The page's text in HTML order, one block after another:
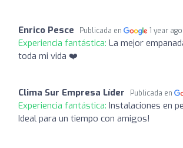
Enrico Pesce Publicada en 1 year ago
Experiencia fantástica: La mejor
toda mi vida ❤️
Clima Sur Empresa Líder Publicada en
Experiencia fantástica: Instalaciones en
Ideal para un tiempo con amigos!